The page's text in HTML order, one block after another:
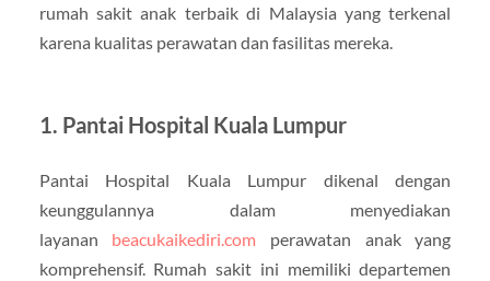
rumah sakit anak terbaik di Malaysia yang terkenal
karena kualitas perawatan dan fasilitas mereka.
1. Pantai Hospital Kuala Lumpur
Pantai Hospital Kuala Lumpur dikenal dengan
keunggulannya dalam menyediakan
layanan beacukaikediri.com perawatan anak yang
komprehensif. Rumah sakit ini memiliki departemen